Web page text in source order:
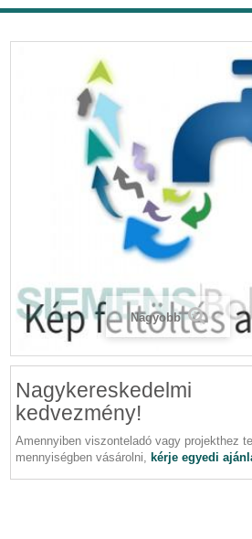
Nagyobb
Nagykereskedelmi
kedvezmény!
Amennyiben viszonteladó vagy projekthez
mennyiségben vásárolni, kérje egyedi